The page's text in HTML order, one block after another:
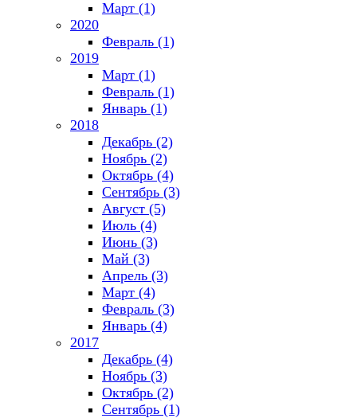
Март (1)
2020
Февраль (1)
2019
Март (1)
Февраль (1)
Январь (1)
2018
Декабрь (2)
Ноябрь (2)
Октябрь (4)
Сентябрь (3)
Август (5)
Июль (4)
Июнь (3)
Май (3)
Апрель (3)
Март (4)
Февраль (3)
Январь (4)
2017
Декабрь (4)
Ноябрь (3)
Октябрь (2)
Сентябрь (1)